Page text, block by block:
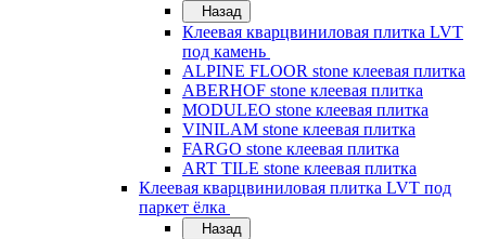
Назад
Клеевая кварцвиниловая плитка LVT
под камень
ALPINE FLOOR stone клеевая плитка
ABERHOF stone клеевая плитка
MODULEO stone клеевая плитка
VINILAM stone клеевая плитка
FARGO stone клеевая плитка
ART TILE stone клеевая плитка
Клеевая кварцвиниловая плитка LVT под
паркет ёлка
Назад